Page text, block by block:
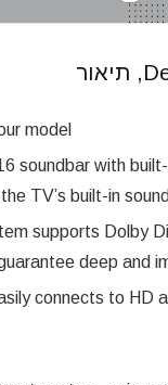
model
soundbar with
TV’s built-in
supports Dolby
deep and
connects to HD